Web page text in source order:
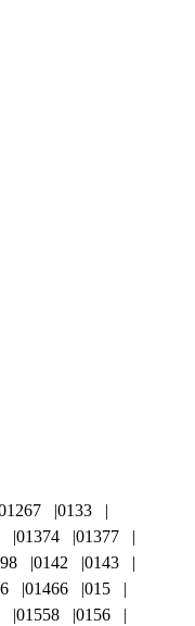
0133
01374
01377
0142
0143
01466
015
01558
0156